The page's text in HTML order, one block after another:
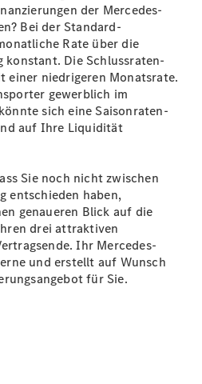
und
der Mercedes-
Bei der Standard-
Rate über die
konstant. Die Schlussraten-
einer niedrigeren Monatsrate.
gewerblich im
sich eine Saisonraten-
auf Ihre Liquidität
Sie noch nicht zwischen
entschieden haben,
genaueren Blick auf die
drei attraktiven
Ihr Mercedes-
und erstellt auf Wunsch
für Sie.